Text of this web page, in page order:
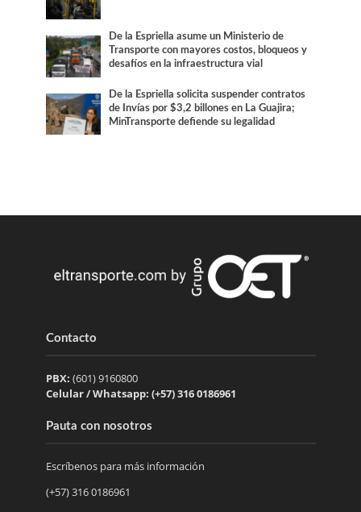
De la Espriella asume un Ministerio de
Transporte con mayores costos, bloqueos y
desafíos en la infraestructura vial
De la Espriella solicita suspender contratos
de Invías por $3,2 billones en La Guajira;
MinTransporte defiende su legalidad
Contacto
PBX: (601) 9160800
Celular / Whatsapp: (+57) 316 0186961
Pauta con nosotros
Escríbenos para más información
(+57) 316 0186961